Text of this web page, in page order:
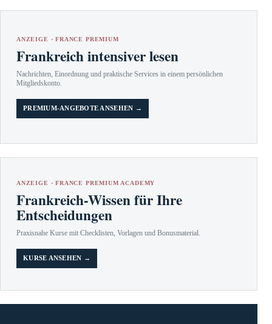
ANZEIGE · FRANCE PREMIUM
Frankreich intensiver lesen
Nachrichten, Einordnung und praktische Services in einem persönlichen
Mitgliedskonto.
PREMIUM-ANGEBOTE ANSEHEN →
ANZEIGE · FRANCE PREMIUM ACADEMY
Frankreich-Wissen für Ihre
Entscheidungen
Praxisnahe Kurse mit Checklisten, Vorlagen und Bonusmaterial.
KURSE ANSEHEN →